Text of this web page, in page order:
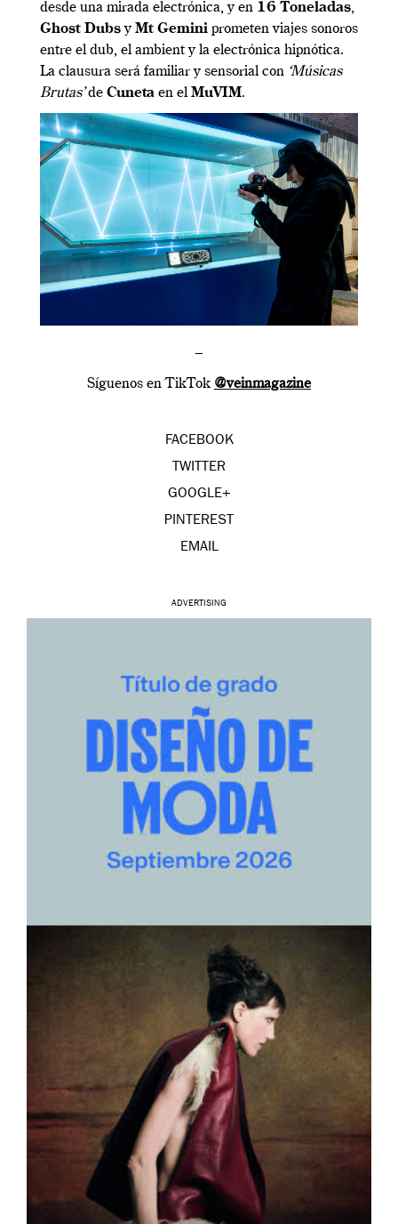
desde una mirada electrónica, y en 16 Toneladas,
Ghost DubsyMt Gemini prometen viajes sonoros
entre el dub, el ambient y la electrónica hipnótica.
La clausura será familiar y sensorial con ‘Músicas
Brutas’de Cuneta en el MuVIM.
–
Síguenos en TikTok @veinmagazine
FACEBOOK
TWITTER
GOOGLE+
PINTEREST
EMAIL
ADVERTISING